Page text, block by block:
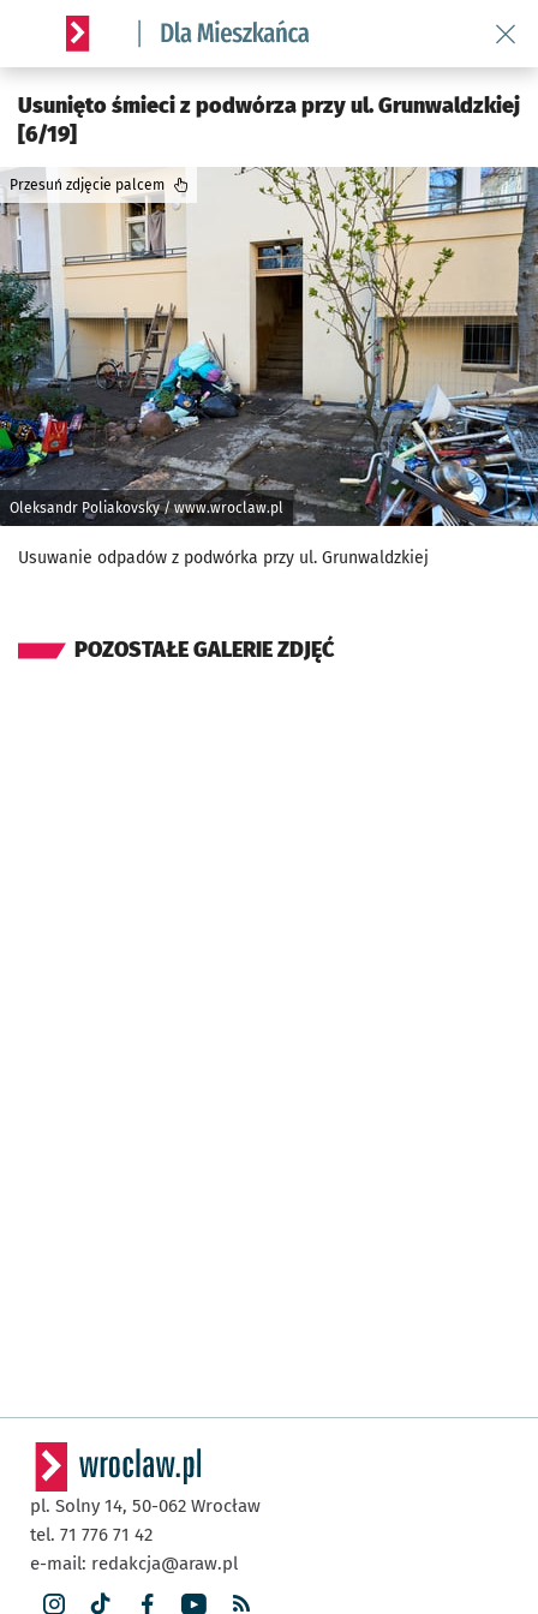
Serwis informacyjny wroclaw.pl podserwis: Dla mieszkańca
Usunięto śmieci z podwórza przy ul. Grunwaldzkiej
[6/19]
Oleksandr Poliakovsky / www.wroclaw.pl
Przesuń zdjęcie palcem
Usuwanie odpadów z podwórka przy ul. Grunwaldzkiej
POZOSTAŁE GALERIE ZDJĘĆ
pl. Solny 14, 50-062 Wrocław
tel. 71 776 71 42
e-mail: redakcja@araw.pl